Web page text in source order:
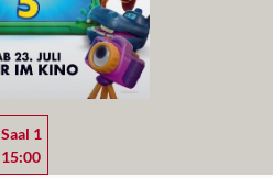
Saal 1
15:00